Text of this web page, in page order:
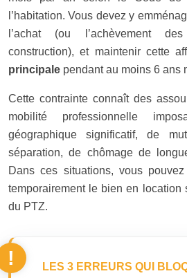
l’habitation. Vous devez y
l’achat (ou l’achèvement
construction), et maintenir cette
principale pendant au moins 6 ans
Cette contrainte connaît des
mobilité professionnelle
géographique significatif, de
séparation, de chômage de
Dans ces situations, vous
temporairement le bien en location
du PTZ.
LES 3 ERREURS QUI